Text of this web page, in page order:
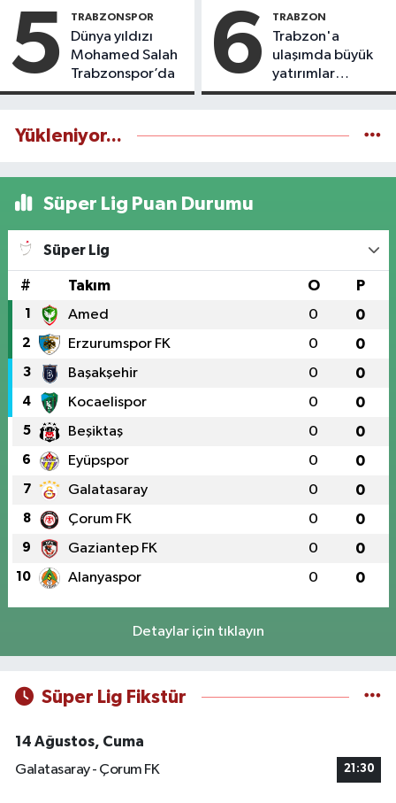
5 TRABZONSPOR
Dünya yıldızı
Mohamed Salah
Trabzonspor’da
6 TRABZON
Trabzon'a
ulaşımda büyük
yatırımlar
yapılıyor
Yükleniyor...
Süper Lig Puan Durumu
Süper Lig
# Takım O P
1 Amed 0 0
2 Erzurumspor FK 0 0
3 Başakşehir 0 0
4 Kocaelispor 0 0
5 Beşiktaş 0 0
6 Eyüpspor 0 0
7 Galatasaray 0 0
8 Çorum FK 0 0
9 Gaziantep FK 0 0
10 Alanyaspor 0 0
Detaylar için tıklayın
Süper Lig Fikstür
14 Ağustos, Cuma
Galatasaray - Çorum FK
21:30